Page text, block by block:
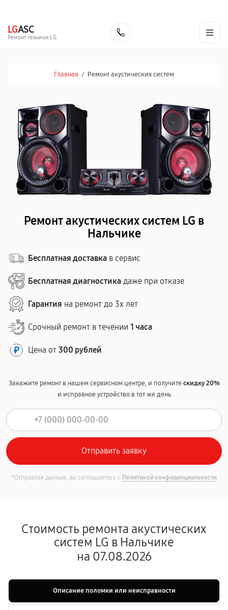
LGASC
Ремонт техники LG
Главная / Ремонт акустических систем
Ремонт акустических систем LG в
Нальчике
Бесплатная доставка в сервис
Бесплатная диагностика даже при отказе
Гарантия на ремонт до 3х лет
Срочный ремонт в течении 1 часа
Цена от 300 рублей
Закажите ремонт в нашем сервисном центре, и получитескидку 20%
и исправное устройство в тот же день
*Отправляя данные, вы соглашаетесь с Политикой конфиденциальности
Стоимость ремонта акустических
систем LG в Нальчике
на 07.08.2026
Описание поломки или неисправности